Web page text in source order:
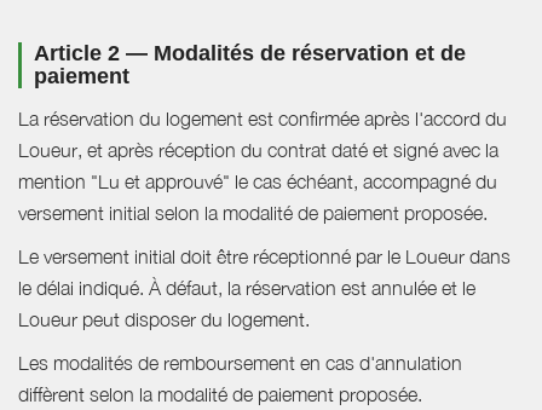
Article 2 — Modalités de réservation et de
paiement
La réservation du logement est confirmée après l'accord du
Loueur, et après réception du contrat daté et signé avec la
mention "Lu et approuvé" le cas échéant, accompagné du
versement initial selon la modalité de paiement proposée.
Le versement initial doit être réceptionné par le Loueur dans
le délai indiqué. À défaut, la réservation est annulée et le
Loueur peut disposer du logement.
Les modalités de remboursement en cas d'annulation
diffèrent selon la modalité de paiement proposée.